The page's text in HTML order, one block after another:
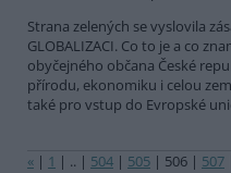
Strana zelených se vyslovila
GLOBALIZACI. Co to je a co
obyčejného občana České
přírodu, ekonomiku i celou
také pro vstup do Evropské
« | 1 | .. | 504 | 505 | 506 | 507